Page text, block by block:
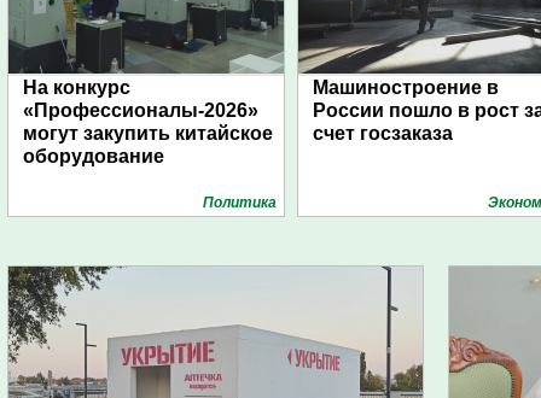
На конкурс
«Профессионалы-2026»
могут закупить китайское
оборудование
Политика
Машиностроение в
России пошло в рост
счет госзаказа